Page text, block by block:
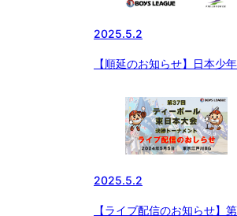
2025.5.2
【順延のお知らせ】日本少
カップ 中学2年生大会
2025.5.2
【ライブ配信のお知らせ】